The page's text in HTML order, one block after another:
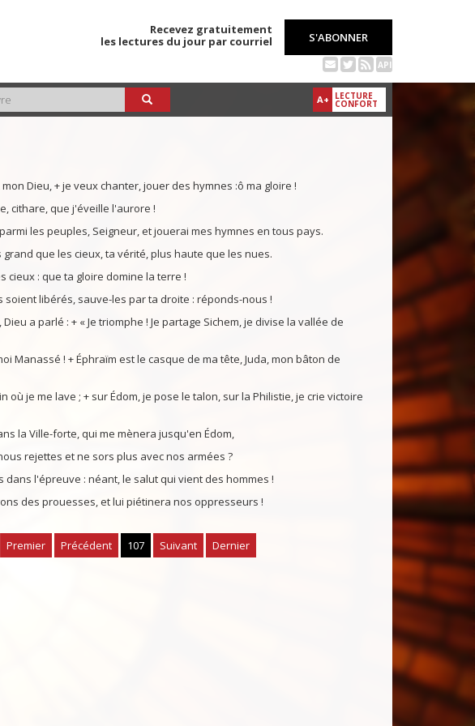
Recevez gratuitement
les lectures du jour par courriel
S'ABONNER
API
A+ LECTURE
CONFORT
Dieu, + je veux chanter, jouer des hymnes :ô ma gloire !
cithare, que j'éveille l'aurore !
les peuples, Seigneur, et jouerai mes hymnes en tous pays.
que les cieux, ta vérité, plus haute que les nues.
cieux : que ta gloire domine la terre !
libérés, sauve-les par ta droite : réponds-nous !
a parlé : + « Je triomphe ! Je partage Sichem, je divise la vallée de
Manassé ! + Éphraïm est le casque de ma tête, Juda, mon bâton de
où je me lave ; + sur Édom, je pose le talon, sur la Philistie, je crie victoire
la Ville-forte, qui me mènera jusqu'en Édom,
rejettes et ne sors plus avec nos armées ?
dans l'épreuve : néant, le salut qui vient des hommes !
des prouesses, et lui piétinera nos oppresseurs !
Premier Précédent 107 Suivant Dernier